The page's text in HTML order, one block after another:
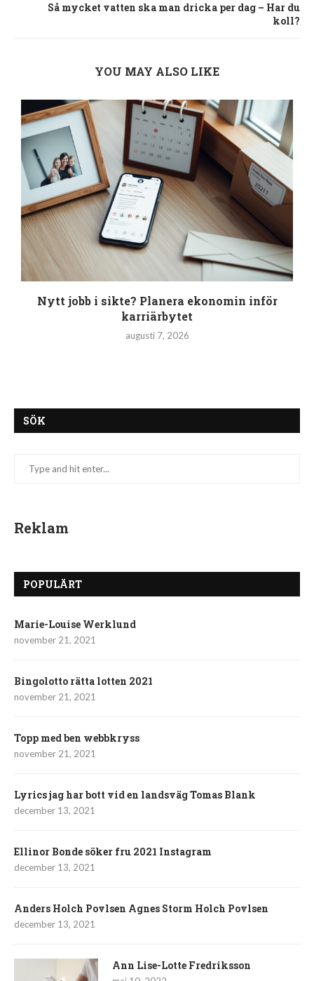
Så mycket vatten ska man dricka per dag – Har du
koll?
YOU MAY ALSO LIKE
Nytt jobb i sikte? Planera ekonomin inför
karriärbytet
augusti 7, 2026
SÖK
Reklam
POPULÄRT
Marie-Louise Werklund
november 21, 2021
Bingolotto rätta lotten 2021
november 21, 2021
Topp med ben webbkryss
november 21, 2021
Lyrics jag har bott vid en landsväg Tomas Blank
december 13, 2021
Ellinor Bonde söker fru 2021 Instagram
december 13, 2021
Anders Holch Povlsen Agnes Storm Holch Povlsen
december 13, 2021
Ann Lise-Lotte Fredriksson